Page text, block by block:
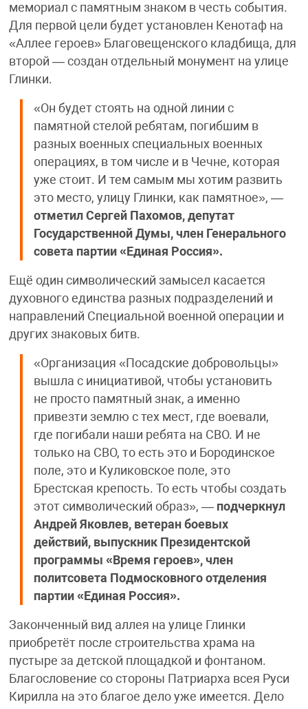
мемориал с памятным знаком в честь события.
Для первой цели будет установлен Кенотаф на
«Аллее героев» Благовещенского кладбища, для
второй — создан отдельный монумент на улице
Глинки.
«Он будет стоять на одной линии с
памятной стелой ребятам, погибшим в
разных военных специальных военных
операциях, в том числе и в Чечне, которая
уже стоит. И тем самым мы хотим развить
это место, улицу Глинки, как памятное», —
отметил Сергей Пахомов, депутат
Государственной Думы, член Генерального
совета партии «Единая Россия».
Ещё один символический замысел касается
духовного единства разных подразделений и
направлений Специальной военной операции и
других знаковых битв.
«Организация «Посадские добровольцы»
вышла с инициативой, чтобы установить
не просто памятный знак, а именно
привезти землю с тех мест, где воевали,
где погибали наши ребята на СВО. И не
только на СВО, то есть это и Бородинское
поле, это и Куликовское поле, это
Брестская крепость. То есть чтобы создать
этот символический образ», — подчеркнул
Андрей Яковлев, ветеран боевых
действий, выпускник Президентской
программы «Время героев», член
политсовета Подмосковного отделения
партии «Единая Россия».
Законченный вид аллея на улице Глинки
приобретёт после строительства храма на
пустыре за детской площадкой и фонтаном.
Благословение со стороны Патриарха всея Руси
Кирилла на это благое дело уже имеется. Дело